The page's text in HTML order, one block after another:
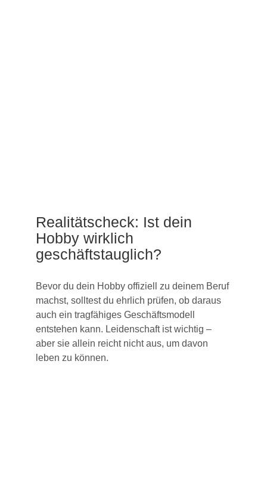
Realitätscheck: Ist dein
Hobby wirklich
geschäftstauglich?
Bevor du dein Hobby offiziell zu deinem Beruf
machst, solltest du ehrlich prüfen, ob daraus
auch ein tragfähiges Geschäftsmodell
entstehen kann. Leidenschaft ist wichtig –
aber sie allein reicht nicht aus, um davon
leben zu können.